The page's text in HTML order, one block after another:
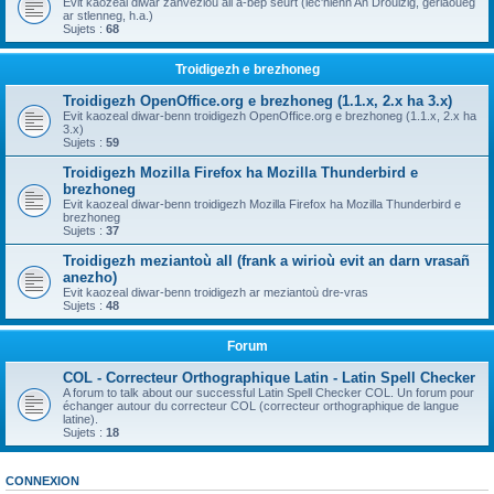
ar stlenneg, h.a.)
Sujets : 68
Troidigezh e brezhoneg
Troidigezh OpenOffice.org e brezhoneg (1.1.x, 2.x ha 3.x)
Evit kaozeal diwar-benn troidigezh OpenOffice.org e brezhoneg (1.1.x, 2.x ha
3.x)
Sujets : 59
Troidigezh Mozilla Firefox ha Mozilla Thunderbird e
brezhoneg
Evit kaozeal diwar-benn troidigezh Mozilla Firefox ha Mozilla Thunderbird e
brezhoneg
Sujets : 37
Troidigezh meziantoù all (frank a wirioù evit an darn vrasañ
anezho)
Evit kaozeal diwar-benn troidigezh ar meziantoù dre-vras
Sujets : 48
Forum
COL - Correcteur Orthographique Latin - Latin Spell Checker
A forum to talk about our successful Latin Spell Checker COL. Un forum pour
échanger autour du correcteur COL (correcteur orthographique de langue
latine).
Sujets : 18
CONNEXION